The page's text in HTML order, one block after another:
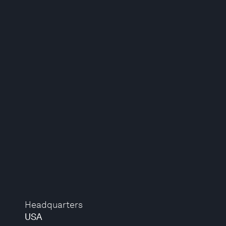
Headquarters
USA